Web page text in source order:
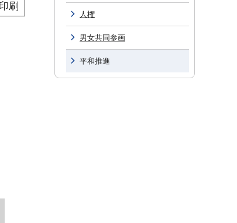
刷
人権
男女共同参画
平和推進